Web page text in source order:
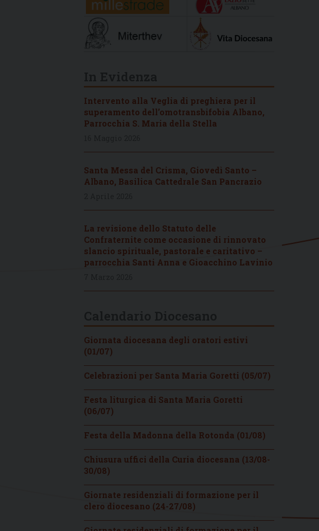
Intervento alla Veglia di preghiera per il
superamento dell’omotransbifobia Albano,
Parrocchia S. Maria della Stella
Santa Messa del Crisma, Giovedì Santo –
Albano, Basilica Cattedrale San Pancrazio
La revisione dello Statuto delle
Confraternite come occasione di rinnovato
slancio spirituale, pastorale e caritativo –
parrocchia Santi Anna e Gioacchino Lavinio
Giornata diocesana degli oratori estivi
(01/07)
Celebrazioni per Santa Maria Goretti (05/07)
Festa liturgica di Santa Maria Goretti
(06/07)
Festa della Madonna della Rotonda (01/08)
Chiusura uffici della Curia diocesana (13/08-
30/08)
Giornate residenziali di formazione per il
clero diocesano (24-27/08)